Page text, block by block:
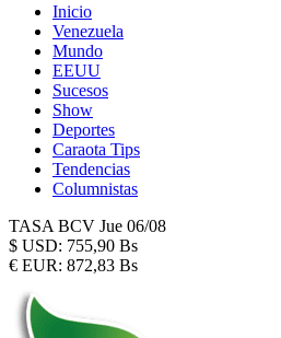
Inicio
Venezuela
Mundo
EEUU
Sucesos
Show
Deportes
Caraota Tips
Tendencias
Columnistas
TASA BCV Jue 06/08
$ USD: 755,90 Bs
€ EUR: 872,83 Bs